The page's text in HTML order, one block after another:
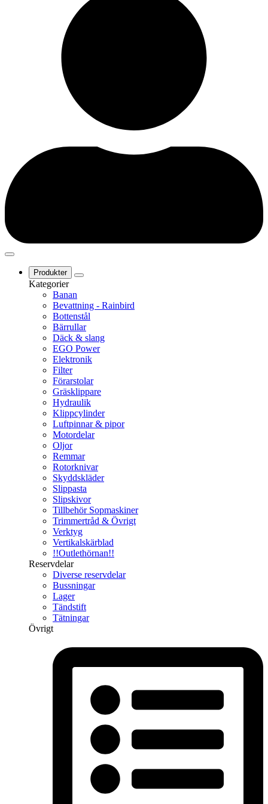
Produkter
Kategorier
Banan
Bevattning - Rainbird
Bottenstål
Bärrullar
Däck & slang
EGO Power
Elektronik
Filter
Förarstolar
Gräsklippare
Hydraulik
Klippcylinder
Luftpinnar & pipor
Motordelar
Oljor
Remmar
Rotorknivar
Skyddskläder
Slippasta
Slipskivor
Tillbehör Sopmaskiner
Trimmertråd & Övrigt
Verktyg
Vertikalskärblad
!!Outlethörnan!!
Reservdelar
Diverse reservdelar
Bussningar
Lager
Tändstift
Tätningar
Övrigt